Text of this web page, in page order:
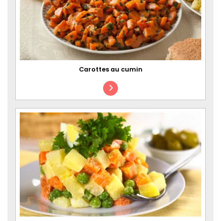
Carottes au cumin